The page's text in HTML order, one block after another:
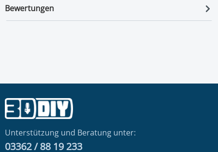
Bewertungen
Unterstützung und Beratung unter:
03362 / 88 19 233